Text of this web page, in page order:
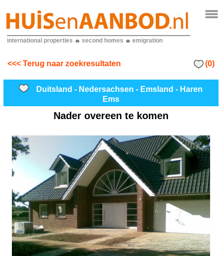
international properties second homes emigration
<<< Terug naar zoekresultaten (0)
Duitsland - Nedersachsen - Emsland - Haren
Ems
Nader overeen te komen